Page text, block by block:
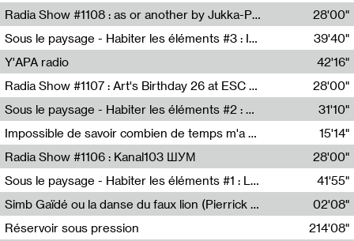
Sarah Tritz,Elene Lapiashivili,Justin Marconnet,Mateo Cuche,Esther Lechevalier,Suzie Lecroart,Romance CasteletRadia Show #1108 : as or another by Jukka-Pekka Kervinen / Rádio Zero
Radio Zero
28'00"
Sous le paysage - Habiter les éléments #3 : Interprétations, rituels et symboliques des éléments
Nastassja Martin
39'40"
Y'APA radio
Pierrick Mouton
42'16"
Radia Show #1107 : Art's Birthday 26 at ESC - Medien Kunst Labor
Radio Helsinki
28'00"
Sous le paysage - Habiter les éléments #2 : Vers le tournant élémentaire
Nastassja Martin
31'10"
Impossible de savoir combien de temps m'a échappé
Mélanie Blaison,Mateo Cuin
15'14"
Radia Show #1106 : Kanal103 ШУМ
Kanal103
28'00"
Sous le paysage - Habiter les éléments #1 : Les éléments et les débordements du vivant
Nastassja Martin
41'55"
Simb Gaïdé ou la danse du faux lion (Pierrick Mouton)
Pierrick Mouton,Simb Gaïdé
02'08"
Réservoir sous pression
214'08"